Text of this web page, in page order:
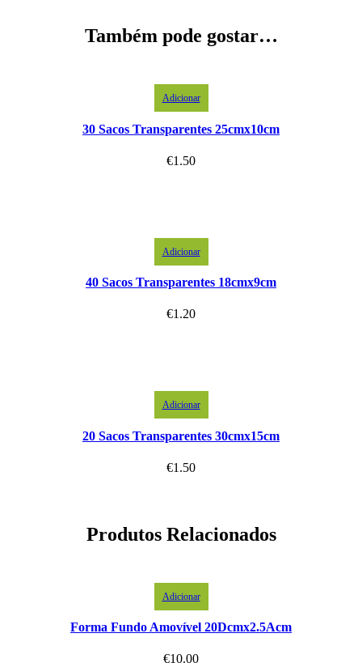
Também pode gostar…
Adicionar
30 Sacos Transparentes 25cmx10cm
€1.50
Adicionar
40 Sacos Transparentes 18cmx9cm
€1.20
Adicionar
20 Sacos Transparentes 30cmx15cm
€1.50
Produtos Relacionados
Adicionar
Forma Fundo Amovível 20Dcmx2.5Acm
€10.00